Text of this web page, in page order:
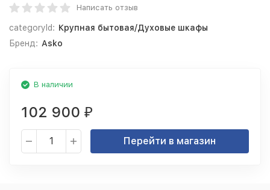
Написать отзыв
categoryId: Крупная бытовая/Духовые шкафы
Бренд: Asko
В наличии
102 900 ₽
Перейти в магазин